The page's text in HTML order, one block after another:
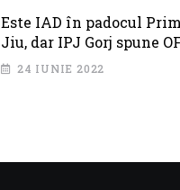
Este IAD în padocul
Jiu, dar IPJ Gorj spune
SUNT PROBLEME!
24 IUNIE 2022